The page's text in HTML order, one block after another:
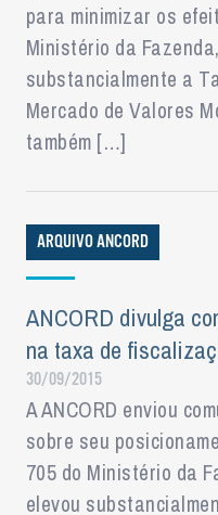
para minimizar os
Ministério da
substancialmente a
Mercado de Valores
também […]
ARQUIVO ANCORD
ANCORD divulga
na taxa de
30/09/2015
A ANCORD enviou
sobre seu
705 do Ministério da
elevou